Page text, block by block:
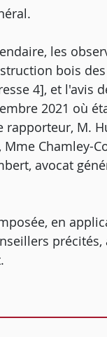
les
bois des
4], et l'avis
2021 où
M.
Chamley-
avocat
en